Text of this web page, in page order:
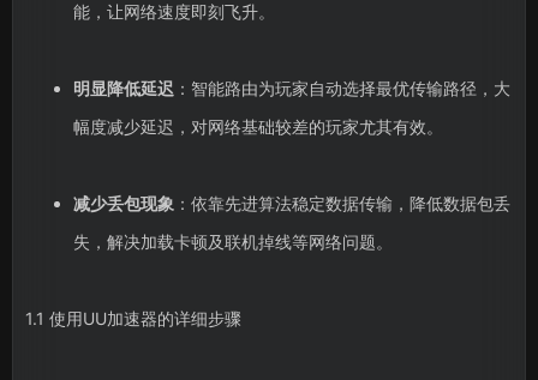
能，让网络速度即刻飞升。
明显降低延迟 ：智能路由为玩家自动选择最优传输路径，大
幅度减少延迟，对网络基础较差的玩家尤其有效。
减少丢包现象：依靠先进算法稳定数据传输，降低数据包丢
失，解决加载卡顿及联机掉线等网络问题。
1.1 使用UU加速器的详细步骤